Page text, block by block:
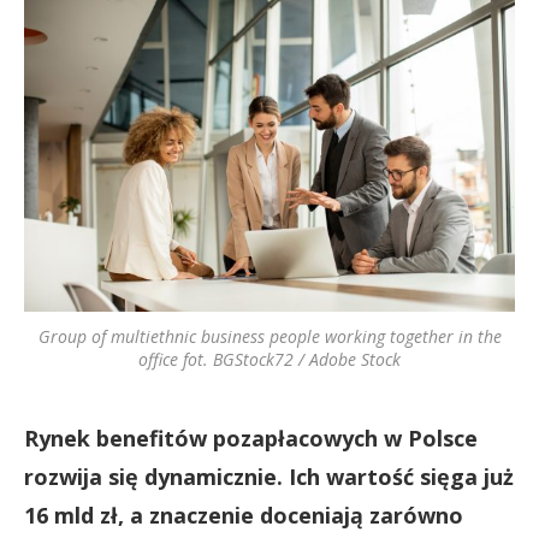
Group of multiethnic business people working together in the
office fot. BGStock72 / Adobe Stock
Rynek benefitów pozapłacowych w Polsce
rozwija się dynamicznie. Ich wartość sięga już
16 mld zł, a znaczenie doceniają zarówno